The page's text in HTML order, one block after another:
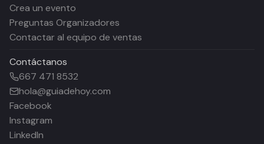
Crea un evento
Preguntas Organizadores
Contactar al equipo de ventas
Contáctanos
667 471 8532
hola@guiadehoy.com
Facebook
Instagram
LinkedIn